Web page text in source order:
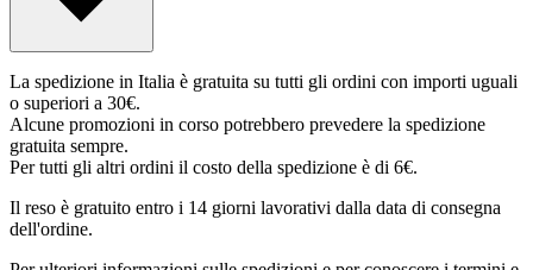
La spedizione in Italia è gratuita su tutti gli ordini con importi uguali
o superiori a 30€.
Alcune promozioni in corso potrebbero prevedere la spedizione
gratuita sempre.
Per tutti gli altri ordini il costo della spedizione è di 6€.
Il reso è gratuito entro i 14 giorni lavorativi dalla data di consegna
dell'ordine.